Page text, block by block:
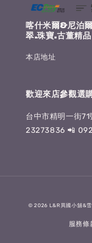
喀什米爾&尼泊
翠.珠寶.古董精品
本店地址
歡迎來店參觀選
台中市精明一街
23273836 📲
© 2026 L&R異國小舖&
服務條